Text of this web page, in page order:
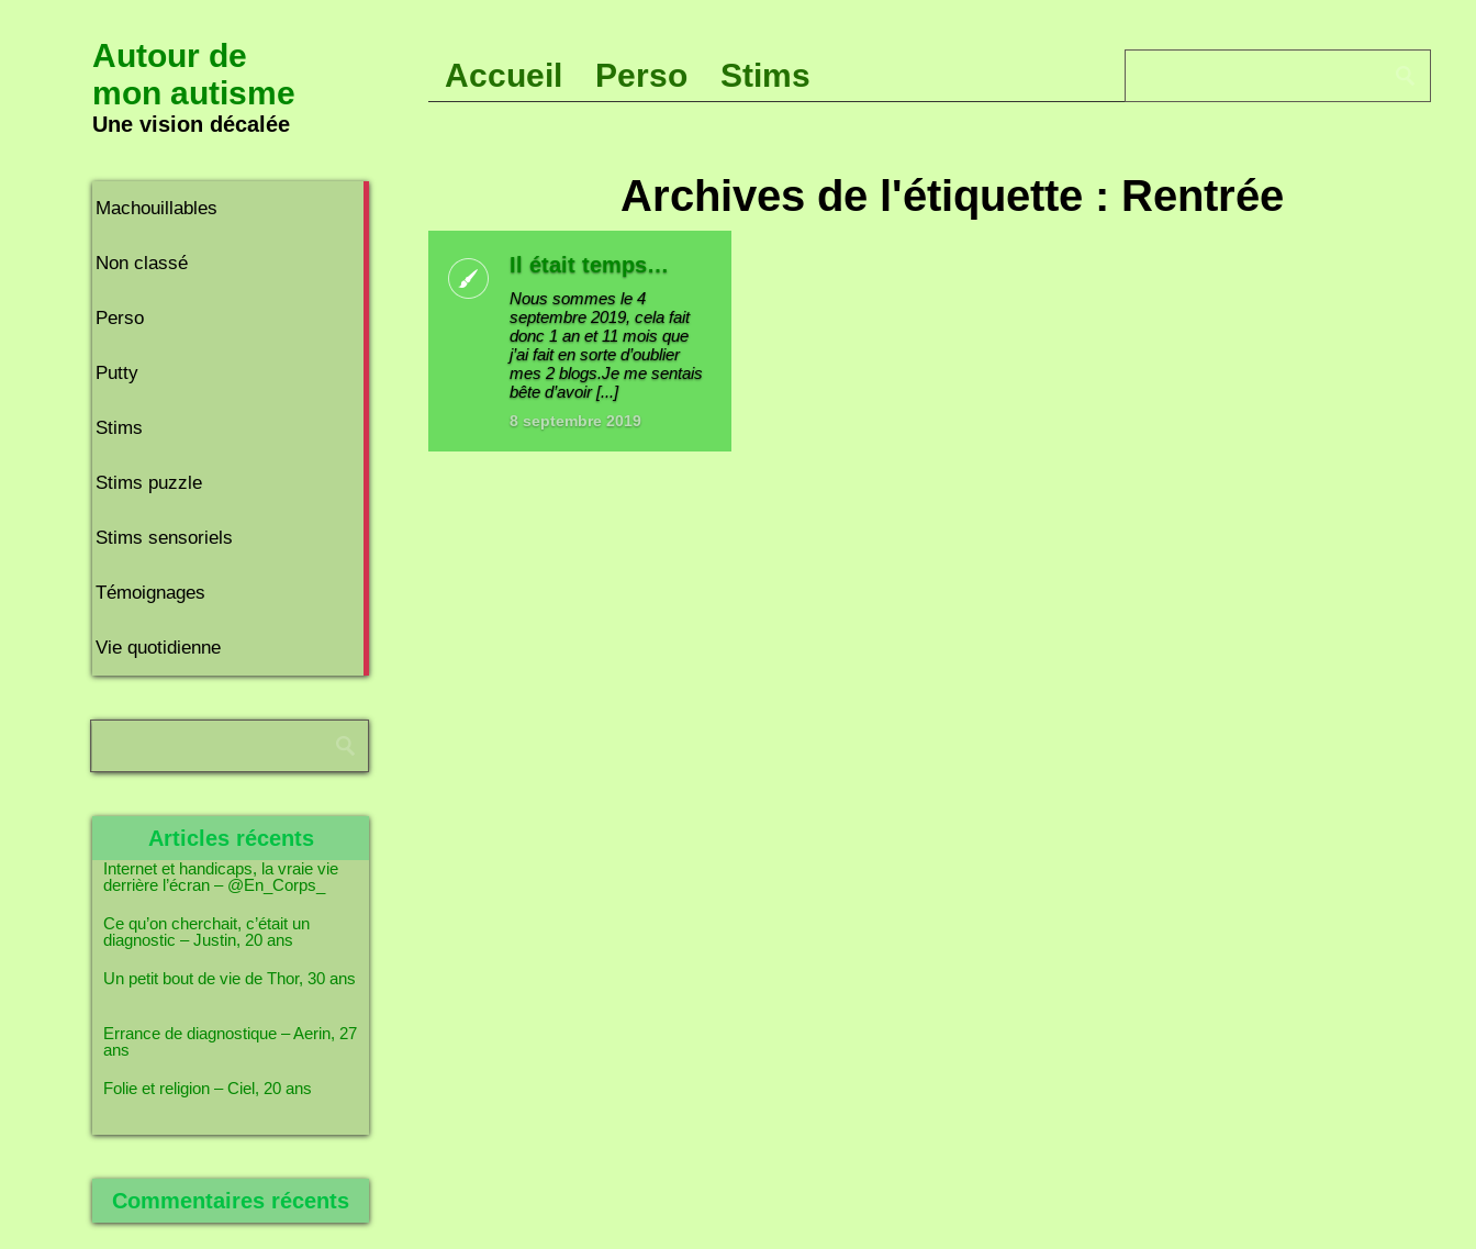
Autour de
mon autisme
Une vision décalée
Machouillables
Non classé
Perso
Putty
Stims
Stims puzzle
Stims sensoriels
Témoignages
Vie quotidienne
Articles récents
Internet et handicaps, la vraie vie
derrière l’écran – @En_Corps_
Ce qu’on cherchait, c’était un
diagnostic – Justin, 20 ans
Un petit bout de vie de Thor, 30 ans
Errance de diagnostique – Aerin, 27
ans
Folie et religion – Ciel, 20 ans
Commentaires récents
Accueil Perso Stims
Archives de l'étiquette : Rentrée
Il était temps…
Nous sommes le 4
septembre 2019, cela fait
donc 1 an et 11 mois que
j’ai fait en sorte d’oublier
mes 2 blogs.Je me sentais
bête d’avoir [...]
8 septembre 2019